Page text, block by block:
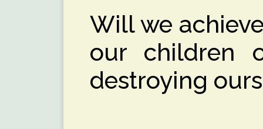
Will we
our children
destroying